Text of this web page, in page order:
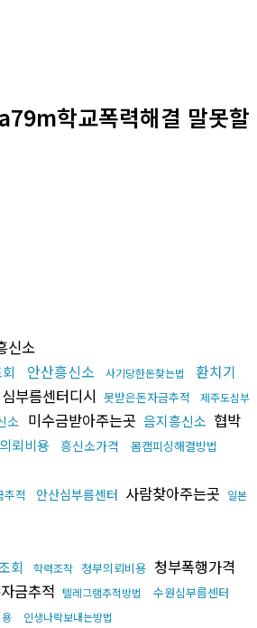
학교폭력해결 말못할
신소
안산흥신소 사기당한돈찾는법 환치기
심부름센터디시 못받은돈자금추적
제주도심부
소 미수금받아주는곳 음지흥신소 협박
뢰비용 흥신소가격 몸캠피싱해결방법
추적 안산심부름센터 사람찾아주는곳 일본
회 학력조작 청부의뢰비용 청부폭행가격
금추적 텔레그램추적방법 수원심부름센터
인생나락보내는방법